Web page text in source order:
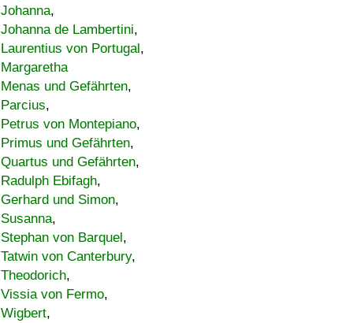
Johanna,
Johanna de Lambertini,
Laurentius von Portugal,
Margaretha
Menas und Gefährten,
Parcius,
Petrus von Montepiano,
Primus und Gefährten,
Quartus und Gefährten,
Radulph Ebifagh,
Gerhard und Simon,
Susanna,
Stephan von Barquel,
Tatwin von Canterbury,
Theodorich,
Vissia von Fermo,
Wigbert,